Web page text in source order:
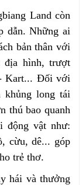
Land còn
dẫn. Những ai
bản thân với
địa hình, trượt
Kart... Đối với
khủng long tái
thú bao quanh
động vật như:
cừu, dê... góp
trẻ thơ.
hái và thưởng